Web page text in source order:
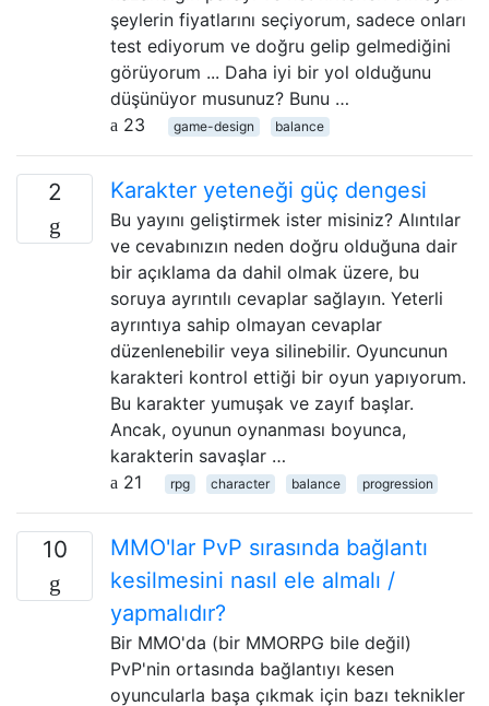
şeylerin fiyatlarını seçiyorum, sadece onları
test ediyorum ve doğru gelip gelmediğini
görüyorum ... Daha iyi bir yol olduğunu
düşünüyor musunuz? Bunu …
23
game-design balance
2 Karakter yeteneği güç dengesi
Bu yayını geliştirmek ister misiniz? Alıntılar
ve cevabınızın neden doğru olduğuna dair
bir açıklama da dahil olmak üzere, bu
soruya ayrıntılı cevaplar sağlayın. Yeterli
ayrıntıya sahip olmayan cevaplar
düzenlenebilir veya silinebilir. Oyuncunun
karakteri kontrol ettiği bir oyun yapıyorum.
Bu karakter yumuşak ve zayıf başlar.
Ancak, oyunun oynanması boyunca,
karakterin savaşlar …
21
rpg character balance progression
10
MMO'lar PvP sırasında bağlantı
kesilmesini nasıl ele almalı /
yapmalıdır?
Bir MMO'da (bir MMORPG bile değil)
PvP'nin ortasında bağlantıyı kesen
oyuncularla başa çıkmak için bazı teknikler